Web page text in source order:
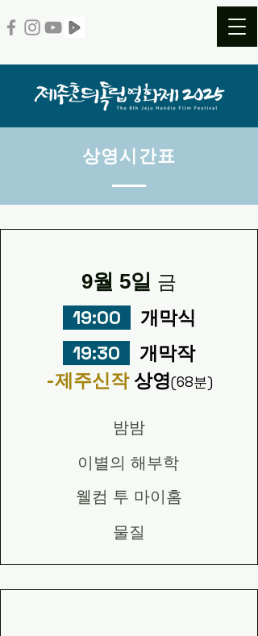
​상영시간표
9월 5일 금
19:00
개막식
19:30
개막작
-제주신작상영(68분)
밤밤
이별의 해부학
웰컴 투 마이홈
물질